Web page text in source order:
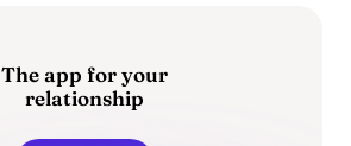
The app for your
relationship